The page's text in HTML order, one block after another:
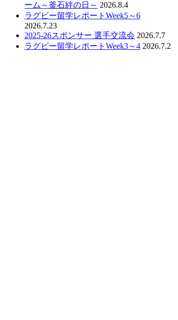
ーム～釜石絆の日～ 2026.8.4
ラグビー留学レポートWeek5～6
2026.7.23
2025-26スポンサー 選手交流会 2026.7.7
ラグビー留学レポートWeek3～4 2026.7.2